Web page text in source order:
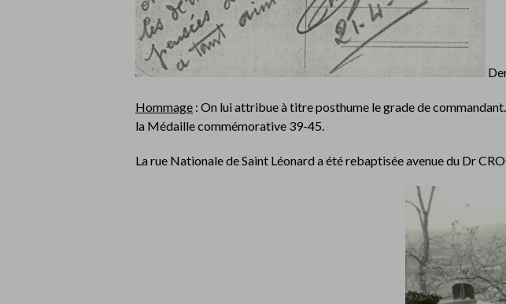
Hommage : On lui attribue à titre posthume le grade de
la Médaille commémorative 39-45.
La rue Nationale de Saint Léonard a été rebaptisée avenue du Dr